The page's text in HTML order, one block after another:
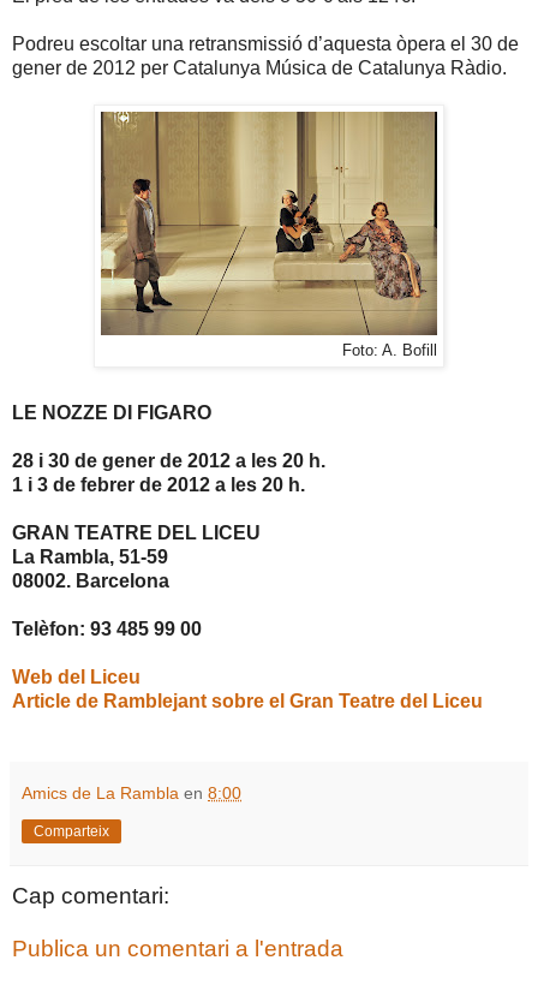
Podreu escoltar una retransmissió d’aquesta òpera el 30 de
gener de 2012 per Catalunya Música de Catalunya Ràdio.
Foto: A. Bofill
LE NOZZE DI FIGARO
28 i 30 de gener de 2012 a les 20 h.
1 i 3 de febrer de 2012 a les 20 h.
GRAN TEATRE DEL LICEU
La Rambla, 51-59
08002. Barcelona
Telèfon: 93 485 99 00
Web del Liceu
Article de Ramblejant sobre el Gran Teatre del Liceu
Amics de La Rambla en 8:00
Comparteix
Cap comentari:
Publica un comentari a l'entrada